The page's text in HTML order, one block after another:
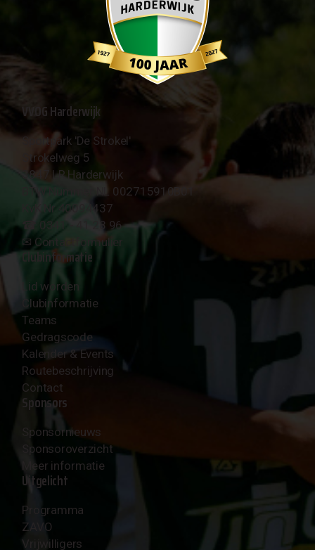
VVOG Harderwijk
Sportpark 'De Strokel'
Strokelweg 5
3847 LR Harderwijk
BTW Nummer NL 002715910B01
KvK Nr 40094437
☎︎ 0341 - 41 28 96
✉︎ Contactformulier
Clubinformatie
Lid worden
Clubinformatie
Teams
Gedragscode
Kalender & Events
Routebeschrijving
Contact
Sponsors
Sponsornieuws
Sponsoroverzicht
Meer informatie
Uitgelicht
Programma
ZAVO
Vrijwilligers